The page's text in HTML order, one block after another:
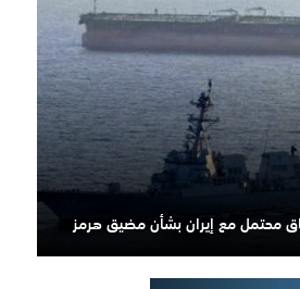
محتمل مع إيران بشأن مضيق هرمز